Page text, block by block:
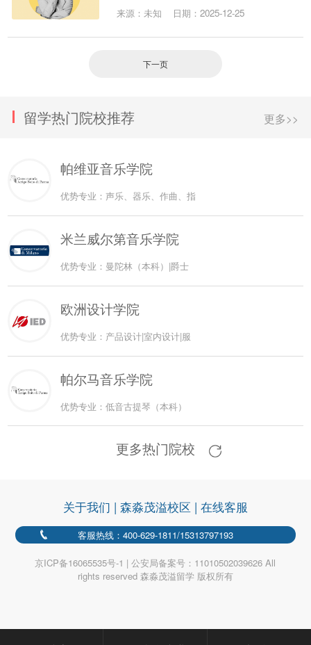
来源：未知 日期：2025-12-25
下一页
留学热门院校推荐 更多>>
帕维亚音乐学院
优势专业：声乐、器乐、作曲、指
米兰威尔第音乐学院
优势专业：曼陀林（本科）|爵士
欧洲设计学院
优势专业：产品设计|室内设计|服
帕尔马音乐学院
优势专业：低音古提琴（本科）
更多热门院校
关于我们 | 森淼茂溢校区 | 在线客服
客服热线：400-629-1811/15313797193
京ICP备16065535号-1 | 公安局备案号：11010502039626 All
rights reserved 森淼茂溢留学 版权所有